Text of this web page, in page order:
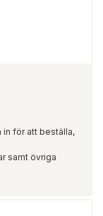
för att beställa,
samt övriga